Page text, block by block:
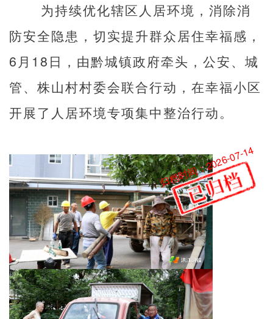
为持续优化辖区人居环境，消除消
防安全隐患，切实提升群众居住幸福感，
6月18日，由黔城镇政府牵头，公安、城
管、株山村村委会联合行动，在幸福小区
开展了人居环境专项集中整治行动。
归档时间：2026-07-14